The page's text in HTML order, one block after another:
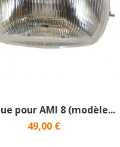
pour AMI 8 (modèle...
49,00 €